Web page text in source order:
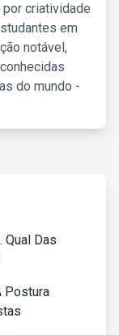
criatividade
em
notável,
do mundo -
Das
Postura